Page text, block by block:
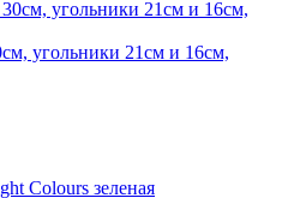
угольники 21см и 16см,